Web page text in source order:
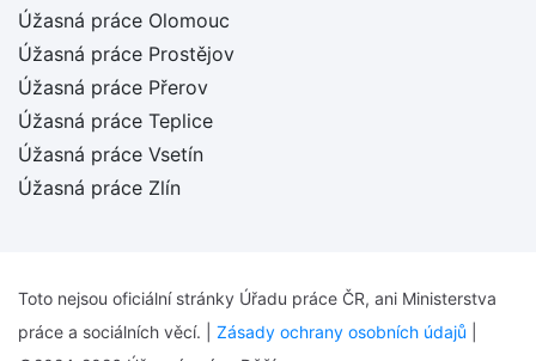
Úžasná práce Olomouc
Úžasná práce Prostějov
Úžasná práce Přerov
Úžasná práce Teplice
Úžasná práce Vsetín
Úžasná práce Zlín
Toto nejsou oficiální stránky Úřadu práce ČR, ani Ministerstva
práce a sociálních věcí. | Zásady ochrany osobních údajů